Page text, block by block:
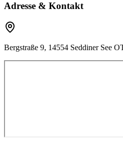
Adresse & Kontakt
Bergstraße 9, 14554 Seddiner See